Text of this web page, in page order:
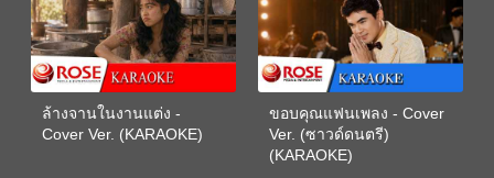
ล้างจานในงานแต่ง -
Cover Ver. (KARAOKE)
ขอบคุณแฟนเพลง - Cover
Ver. (ซาวด์ดนตรี)
(KARAOKE)